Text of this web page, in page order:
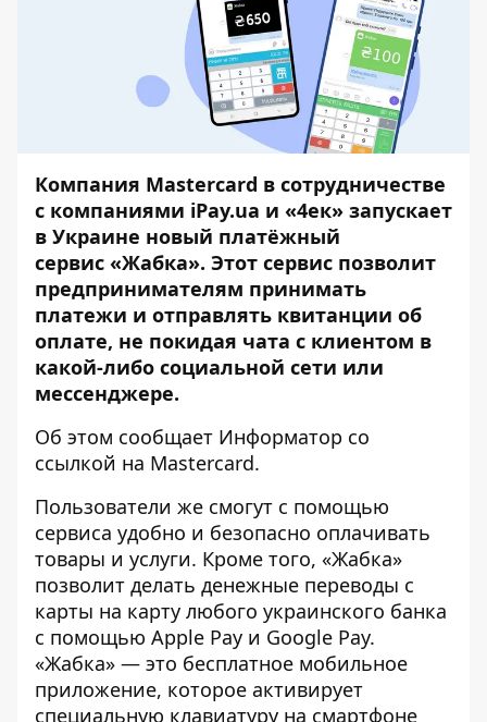
Компания Mastercard в сотрудничестве
с компаниями iPay.ua и «4ек» запускает
в Украине новый платёжный
сервис «Жабка». Этот сервис позволит
предпринимателям принимать
платежи и отправлять квитанции об
оплате, не покидая чата с клиентом в
какой-либо социальной сети или
мессенджере.
Об этом сообщает Информатор со
ссылкой на Mastercard.
Пользователи же смогут с помощью
сервиса удобно и безопасно оплачивать
товары и услуги. Кроме того, «Жабка»
позволит делать денежные переводы с
карты на карту любого украинского банка
с помощью Apple Pay и Google Pay.
«Жабка» — это бесплатное мобильное
приложение, которое активирует
специальную клавиатуру на смартфоне